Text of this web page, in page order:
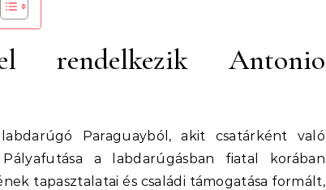
rendelkezik Antonio
Paraguayból, akit csatárként való
a labdarúgásban fiatal korában
tapasztalatai és családi támogatása formált,